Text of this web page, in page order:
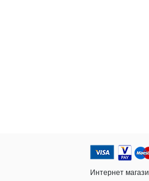
Интернет